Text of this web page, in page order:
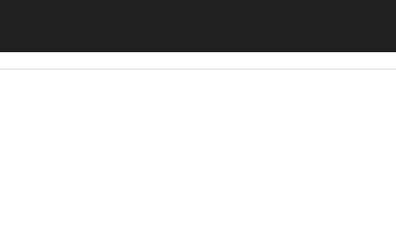
la soluzione più adatta alle esigenze